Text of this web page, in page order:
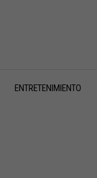
ENTRETENIMIENTO